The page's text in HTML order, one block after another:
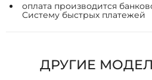
оплата производится
Систему быстрых платежей
ДРУГИЕ